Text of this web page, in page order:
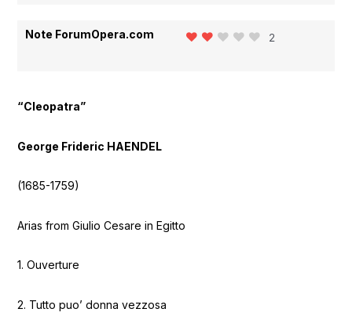
Note ForumOpera.com 2
“Cleopatra”
George Frideric HAENDEL
(1685-1759)
Arias from Giulio Cesare in Egitto
1. Ouverture
2. Tutto puo’ donna vezzosa